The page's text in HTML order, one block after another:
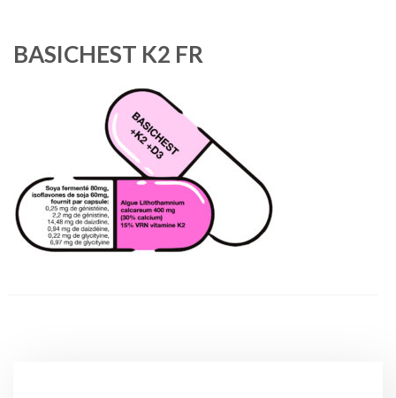
BASICHEST K2 FR